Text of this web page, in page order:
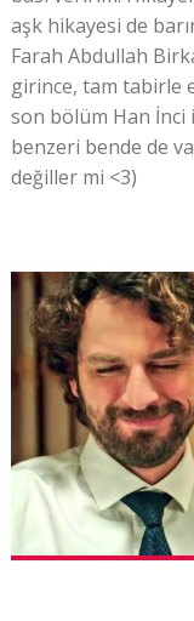
aşk hikayesi de
Farah Abdullah
girince, tam tabirle
son bölüm Han İnci
benzeri bende de
değiller mi <3)